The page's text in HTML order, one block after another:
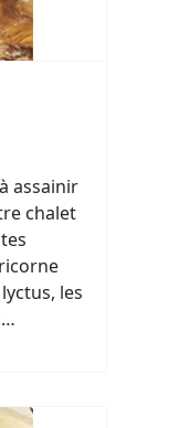
assainir
chalet
les